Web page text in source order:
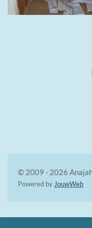
© 2009 - 2026
Powered by JouwWeb